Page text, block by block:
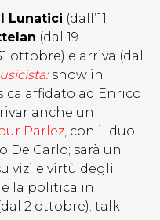
I Lunatici (dall’11
(dal 19
ottobre) e arriva (dal
show in
affidato ad Enrico
anche un
Parlez, con il duo
De Carlo; sarà un
vizi e virtù degli
la politica in
2 ottobre): talk